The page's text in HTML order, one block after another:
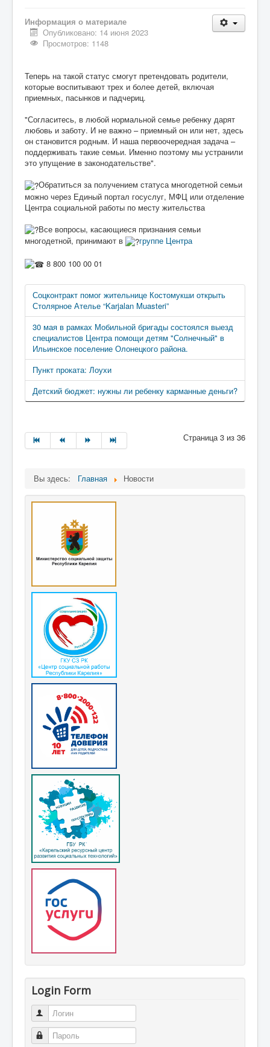
Информация о материале
Опубликовано: 14 июня 2023
Просмотров: 1148
Теперь на такой статус смогут претендовать родители,
которые воспитывают трех и более детей, включая
приемных, пасынков и падчериц.
"Согласитесь, в любой нормальной семье ребенку дарят
любовь и заботу. И не важно – приемный он или нет, здесь
он становится родным. И наша первоочередная задача –
поддерживать такие семьи. Именно поэтому мы устранили
это упущение в законодательстве".
Обратиться за получением статуса многодетной семьи
можно через Единый портал госуслуг, МФЦ или отделение
Центра социальной работы по месту жительства
Все вопросы, касающиеся признания семьи
многодетной, принимают в
группе Центра
8 800 100 00 01
Соцконтракт помог жительнице Костомукши открыть
Столярное Ателье “Karjalan Muasteri”
30 мая в рамках Мобильной бригады состоялся выезд
специалистов Центра помощи детям "Солнечный" в
Ильинское поселение Олонецкого района.
Пункт проката: Лоухи
Детский бюджет: нужны ли ребенку карманные деньги?
Страница 3 из 36
Вы здесь: Главная Новости
Login Form
Логин
Пароль